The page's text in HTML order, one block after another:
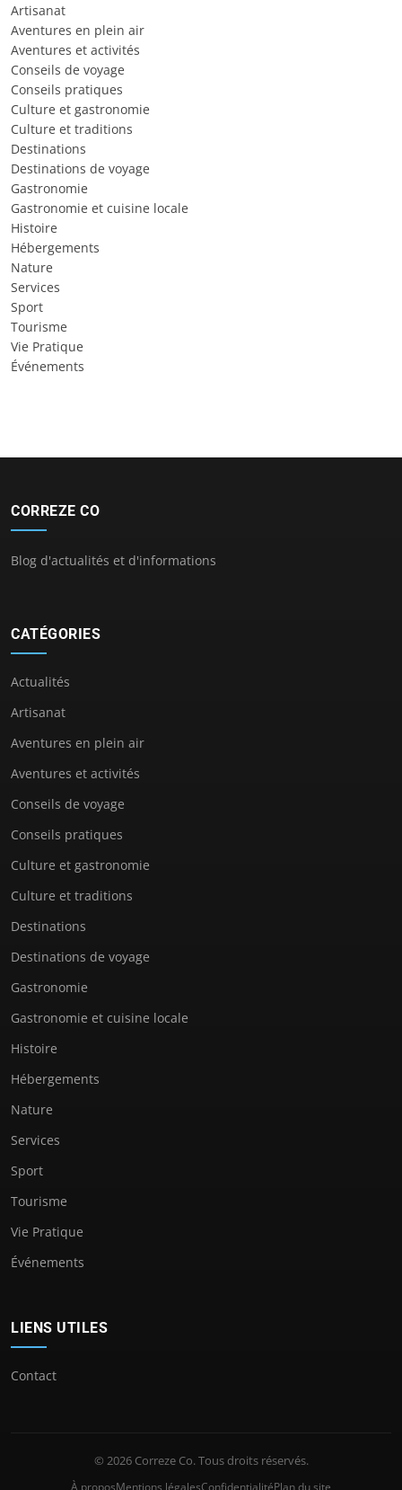
Artisanat
Aventures en plein air
Aventures et activités
Conseils de voyage
Conseils pratiques
Culture et gastronomie
Culture et traditions
Destinations
Destinations de voyage
Gastronomie
Gastronomie et cuisine locale
Histoire
Hébergements
Nature
Services
Sport
Tourisme
Vie Pratique
Événements
CORREZE CO
Blog d'actualités et d'informations
CATÉGORIES
Actualités
Artisanat
Aventures en plein air
Aventures et activités
Conseils de voyage
Conseils pratiques
Culture et gastronomie
Culture et traditions
Destinations
Destinations de voyage
Gastronomie
Gastronomie et cuisine locale
Histoire
Hébergements
Nature
Services
Sport
Tourisme
Vie Pratique
Événements
LIENS UTILES
Contact
© 2026 Correze Co. Tous droits réservés.
À proposMentions légalesConfidentialitéPlan du site